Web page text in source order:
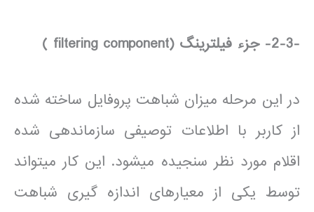
-2-3- جزء فیلترینگ (filtering component
)
در این مرحله میزان شباهت پروفایل ساخته شده
از کاربر با اطلاعات توصیفی سازماندهی شده
اقلام مورد نظر سنجیده می­شود. این کار می­تواند
توسط یکی از معیارهای اندازه گیری شباهت